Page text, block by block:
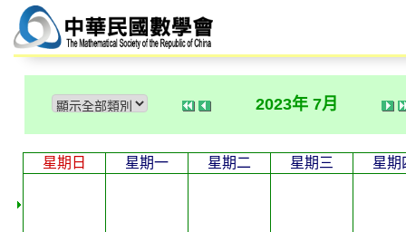
2023年 7月
星期日 星期一 星期二 星期三 星期